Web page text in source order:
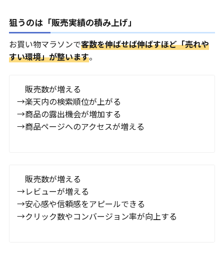
狙うのは「販売実績の積み上げ」
お買い物マラソンで客数を伸ばせば伸ばすほど「売れや
すい環境」が整います。
販売数が増える
→楽天内の検索順位が上がる
→商品の露出機会が増加する
→商品ページへのアクセスが増える
販売数が増える
→レビューが増える
→安心感や信頼感をアピールできる
→クリック数やコンバージョン率が向上する